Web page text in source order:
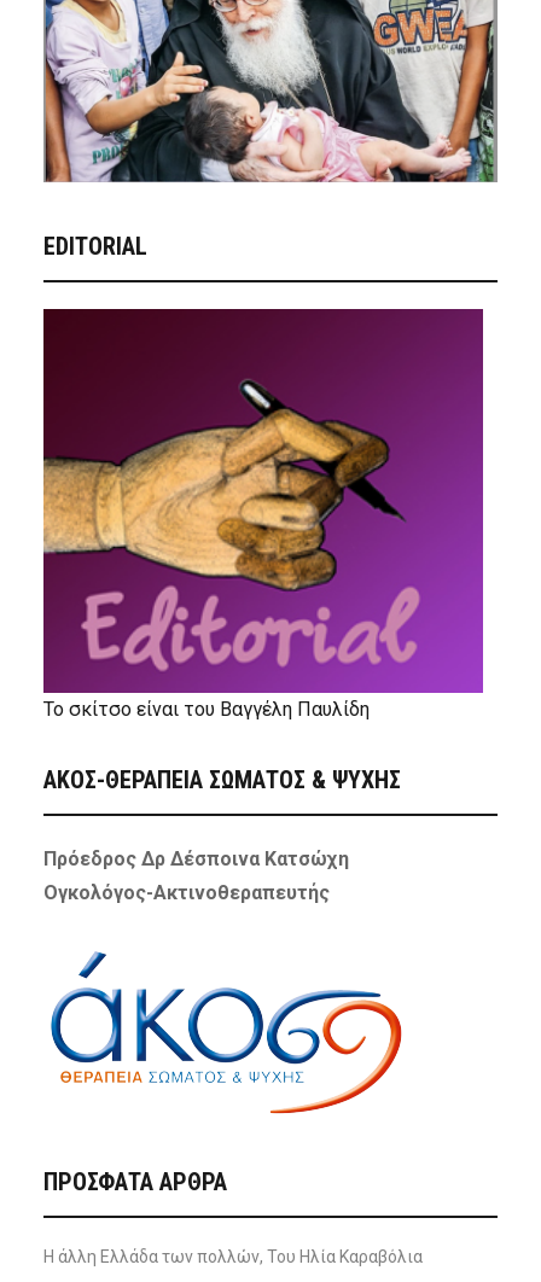
EDITORIAL
Το σκίτσο είναι του Βαγγέλη Παυλίδη
ΑΚΟΣ-ΘΕΡΑΠΕΙΑ ΣΩΜΑΤΟΣ & ΨΥΧΗΣ
Πρόεδρος Δρ Δέσποινα Κατσώχη
Ογκολόγος-Ακτινοθεραπευτής
ΠΡΌΣΦΑΤΑ ΆΡΘΡΑ
Η άλλη Ελλάδα των πολλών, Του Ηλία Καραβόλια